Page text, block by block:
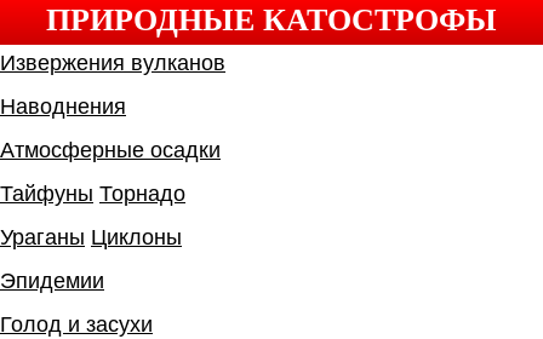
ПРИРОДНЫЕ КАТОСТРОФЫ
Извержения вулканов
Наводнения
Атмосферные осадки
Тайфуны Торнадо
Ураганы Циклоны
Эпидемии
Голод и засухи